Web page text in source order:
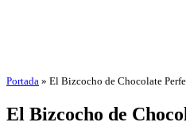
Portada » El Bizcocho de Chocolate
El Bizcocho de